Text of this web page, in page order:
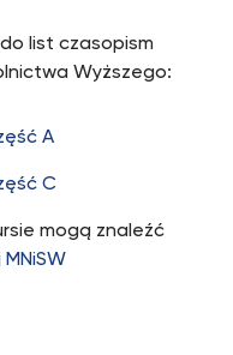
list czasopism
Wyższego:
A
C
mogą znaleźć